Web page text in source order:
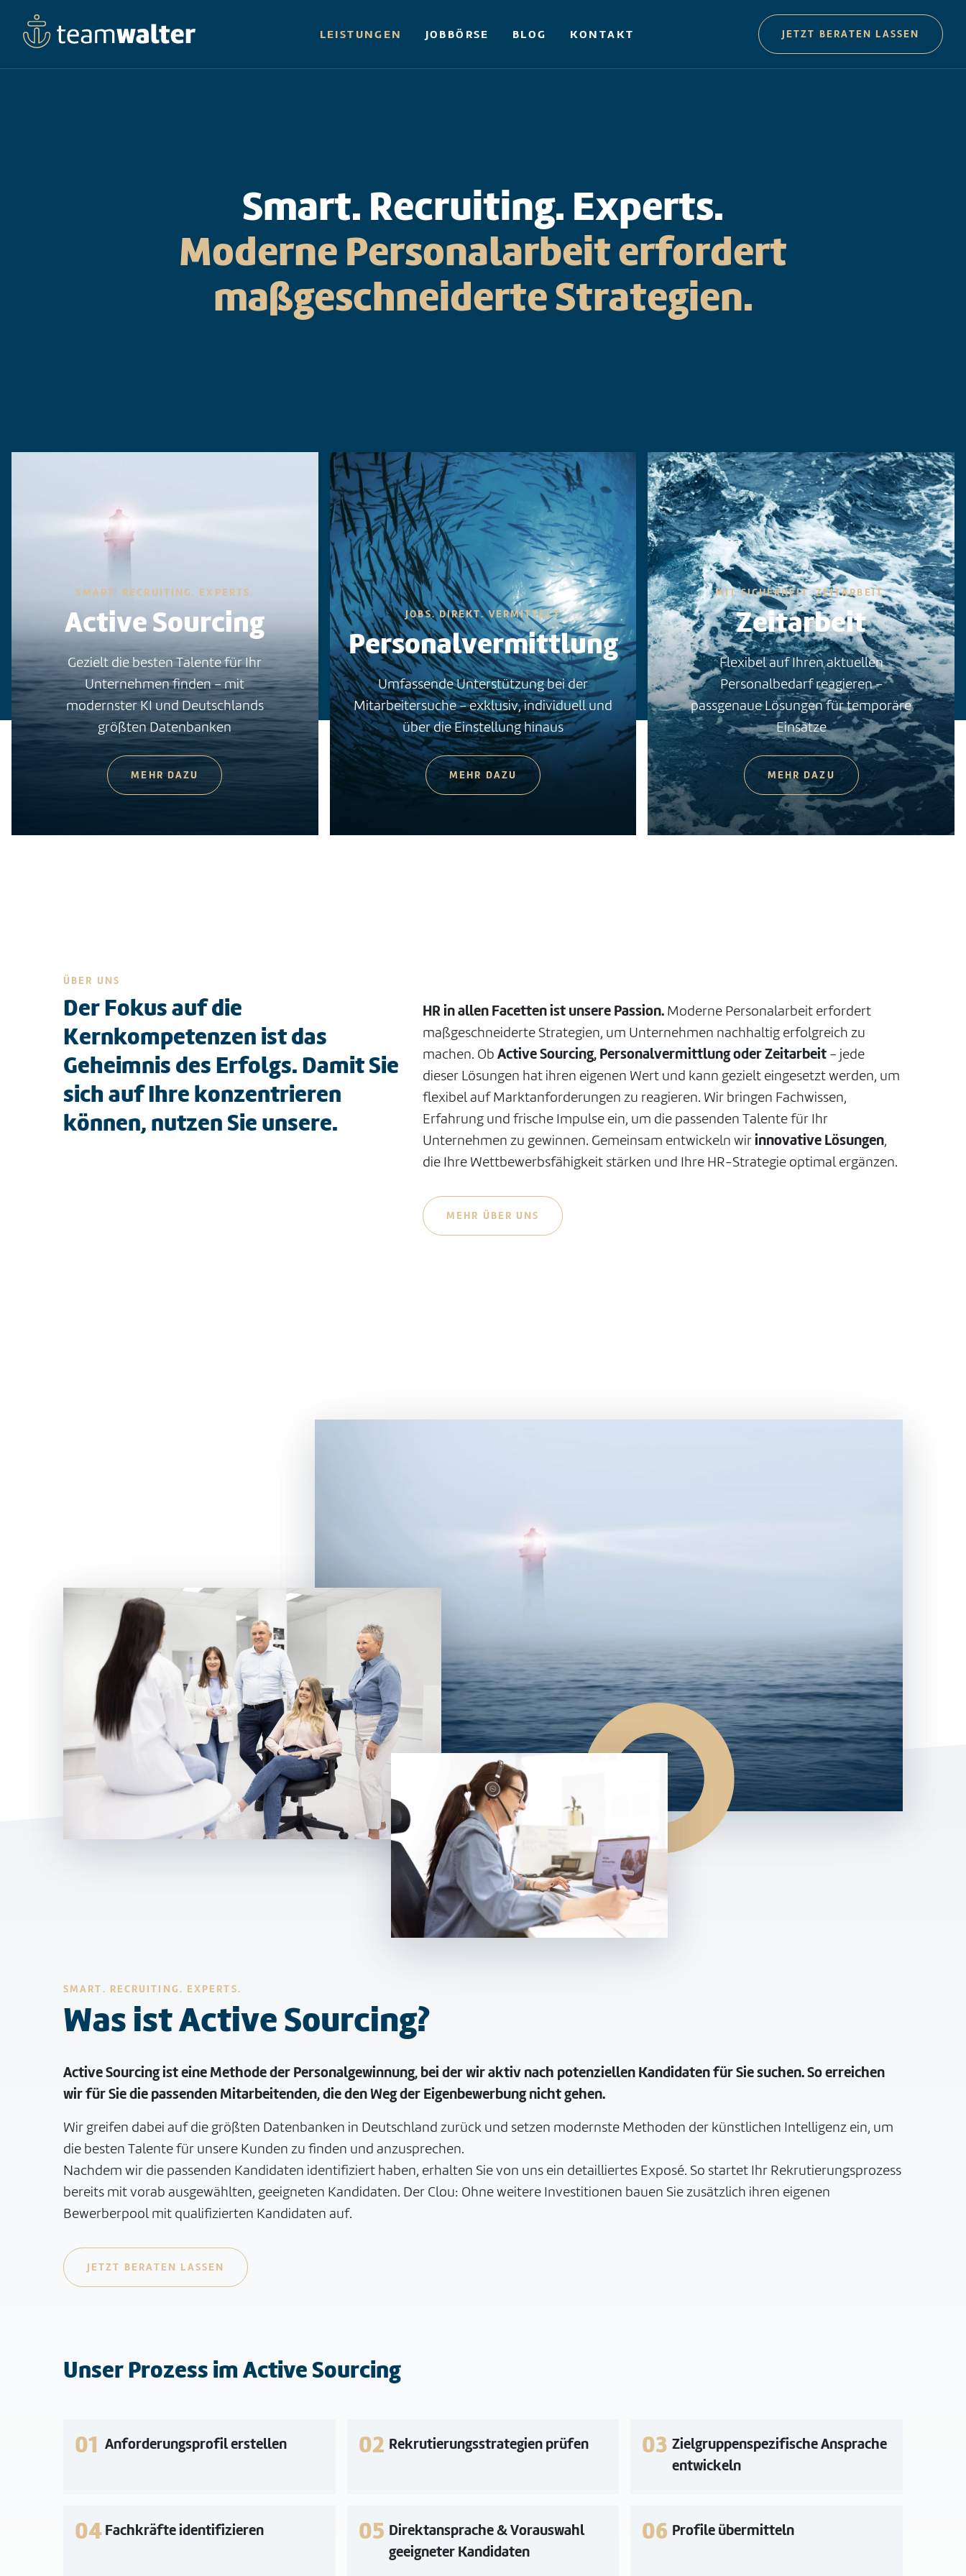
LEISTUNGEN JOBBÖRSE BLOG KONTAKT JETZT BERATEN LASSEN
Smart. Recruiting. Experts.
Moderne Personalarbeit erfordert
maßgeschneiderte Strategien.
SMART. RECRUITING. EXPERTS.
Active Sourcing
Gezielt die besten Talente für Ihr
Unternehmen finden – mit
modernster KI und Deutschlands
größten Datenbanken
MEHR DAZU
JOBS. DIREKT. VERMITTELT
Personalvermittlung
Umfassende Unterstützung bei der
Mitarbeitersuche – exklusiv, individuell und
über die Einstellung hinaus
MEHR DAZU
MIT SICHERHEIT. ZEITARBEIT.
Zeitarbeit
Flexibel auf Ihren aktuellen
Personalbedarf reagieren –
passgenaue Lösungen für temporäre
Einsätze
MEHR DAZU
ÜBER UNS
Der Fokus auf die
Kernkompetenzen ist das
Geheimnis des Erfolgs. Damit Sie
sich auf Ihre konzentrieren
können, nutzen Sie unsere.
HR in allen Facetten ist unsere Passion. Moderne Personalarbeit erfordert
maßgeschneiderte Strategien, um Unternehmen nachhaltig erfolgreich zu
machen. Ob Active Sourcing, Personalvermittlung oder Zeitarbeit – jede
dieser Lösungen hat ihren eigenen Wert und kann gezielt eingesetzt werden, um
flexibel auf Marktanforderungen zu reagieren. Wir bringen Fachwissen,
Erfahrung und frische Impulse ein, um die passenden Talente für Ihr
Unternehmen zu gewinnen. Gemeinsam entwickeln wir innovative Lösungen,
die Ihre Wettbewerbsfähigkeit stärken und Ihre HR-Strategie optimal ergänzen.
MEHR ÜBER UNS
SMART. RECRUITING. EXPERTS.
Was ist Active Sourcing?
Active Sourcing ist eine Methode der Personalgewinnung, bei der wir aktiv nach potenziellen Kandidaten für Sie suchen. So erreichen
wir für Sie die passenden Mitarbeitenden, die den Weg der Eigenbewerbung nicht gehen.
Wir greifen dabei auf die größten Datenbanken in Deutschland zurück und setzen modernste Methoden der künstlichen Intelligenz ein, um
die besten Talente für unsere Kunden zu finden und anzusprechen.
Nachdem wir die passenden Kandidaten identifiziert haben, erhalten Sie von uns ein detailliertes Exposé. So startet Ihr Rekrutierungsprozess
bereits mit vorab ausgewählten, geeigneten Kandidaten. Der Clou: Ohne weitere Investitionen bauen Sie zusätzlich ihren eigenen
Bewerberpool mit qualifizierten Kandidaten auf.
JETZT BERATEN LASSEN
Unser Prozess im Active Sourcing
01 Anforderungsprofil erstellen 02 Rekrutierungsstrategien prüfen 03 Zielgruppenspezifische Ansprache
entwickeln
04 Fachkräfte identifizieren 05 Direktansprache & Vorauswahl
geeigneter Kandidaten
06 Profile übermitteln